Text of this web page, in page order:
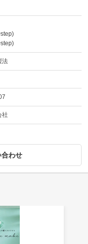
法
社
わせ